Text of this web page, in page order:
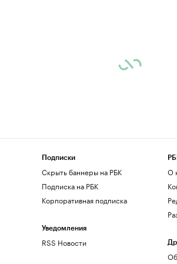
Подписки
Скрыть баннеры на РБК
Подписка на РБК
Корпоративная подписка
Уведомления
RSS Новости
О